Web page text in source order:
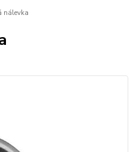
nálevka